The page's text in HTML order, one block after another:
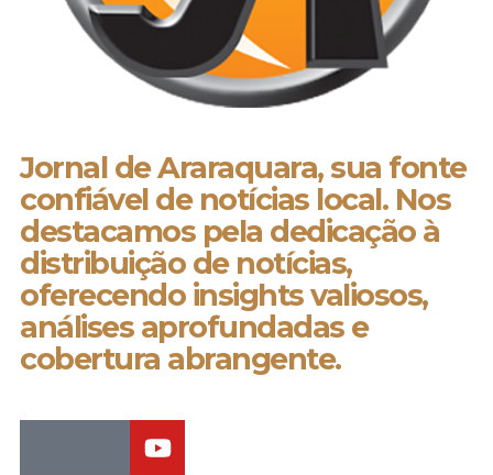
Jornal de Araraquara, sua fonte
confiável de notícias local. Nos
destacamos pela dedicação à
distribuição de notícias,
oferecendo insights valiosos,
análises aprofundadas e
cobertura abrangente.